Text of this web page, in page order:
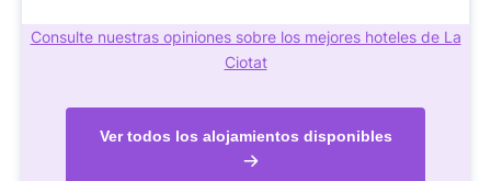
Consulte nuestras opiniones sobre los mejores hoteles de La
Ciotat
Ver todos los alojamientos disponibles